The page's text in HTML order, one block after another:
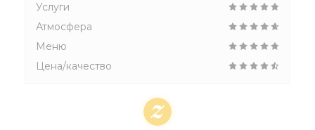
Услуги
Атмосфера
Меню
Цена/качество